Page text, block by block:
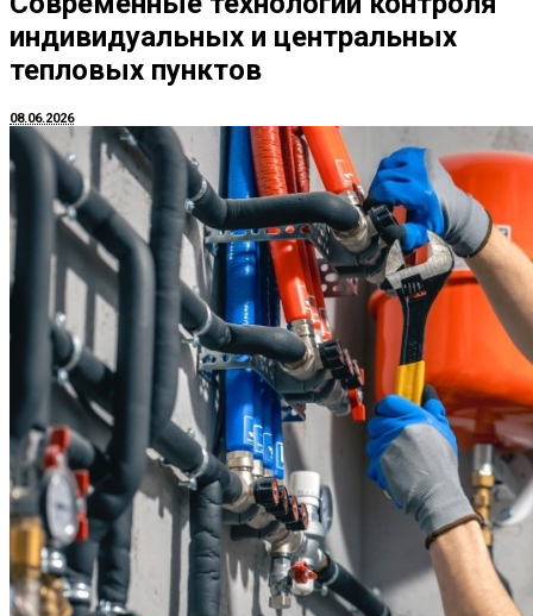
индивидуальных и центральных
тепловых пунктов
08.06.2026